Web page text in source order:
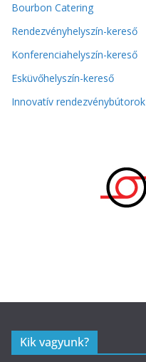
Bourbon Catering
Rendezvényhelyszín-kereső
Konferenciahelyszín-kereső
Esküvőhelyszín-kereső
Innovatív rendezvénybútorok
Kik vagyunk?